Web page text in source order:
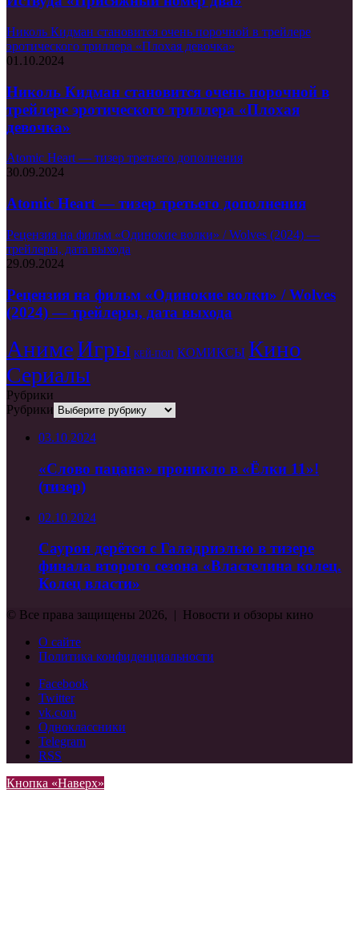
Николь Кидман становится очень порочной в трейлере
эротического триллера «Плохая девочка»
01.10.2024
Николь Кидман становится очень порочной в
трейлере эротического триллера «Плохая
девочка»
Atomic Heart — тизер третьего дополнения
30.09.2024
Atomic Heart — тизер третьего дополнения
Рецензия на фильм «Одинокие волки» / Wolves (2024) —
трейлеры, дата выхода
29.09.2024
Рецензия на фильм «Одинокие волки» / Wolves
(2024) — трейлеры, дата выхода
АнимеИгры КЕЙ-ПОП КОМИКСЫ Кино
Сериалы
Рубрики
Рубрики
03.10.2024
«Слово пацана» проникло в «Ёлки 11»!
(тизер)
02.10.2024
Саурон дерётся с Галадриэлью в тизере
финала второго сезона «Властелина колец.
Колец власти»
© Все права защищены 2026, | Новости и обзоры кино
О сайте
Политика конфиденциальности
Facebook
Twitter
vk.com
Одноклассники
Telegram
RSS
Кнопка «Наверх»